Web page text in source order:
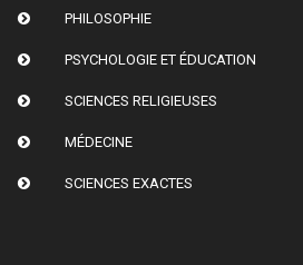
PHILOSOPHIE
PSYCHOLOGIE ET ÉDUCATION
SCIENCES RELIGIEUSES
MÉDECINE
SCIENCES EXACTES